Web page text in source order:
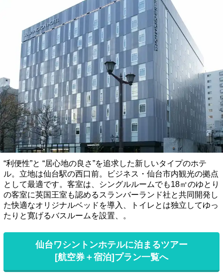
“利便性”と “居心地の良さ”を追求した新しいタイプのホテ
ル。立地は仙台駅の西口前。ビジネス・仙台市内観光の拠点
として最適です。客室は、シングルルームでも18㎡のゆとり
の客室に英国王室も認めるスランバーランド社と共同開発し
た快適なオリジナルベッドを導入、トイレとは独立してゆっ
たりと寛げるバスルームを設置、。
仙台ワシントンホテルに泊まるツアー
[航空券＋宿泊]プラン一覧へ